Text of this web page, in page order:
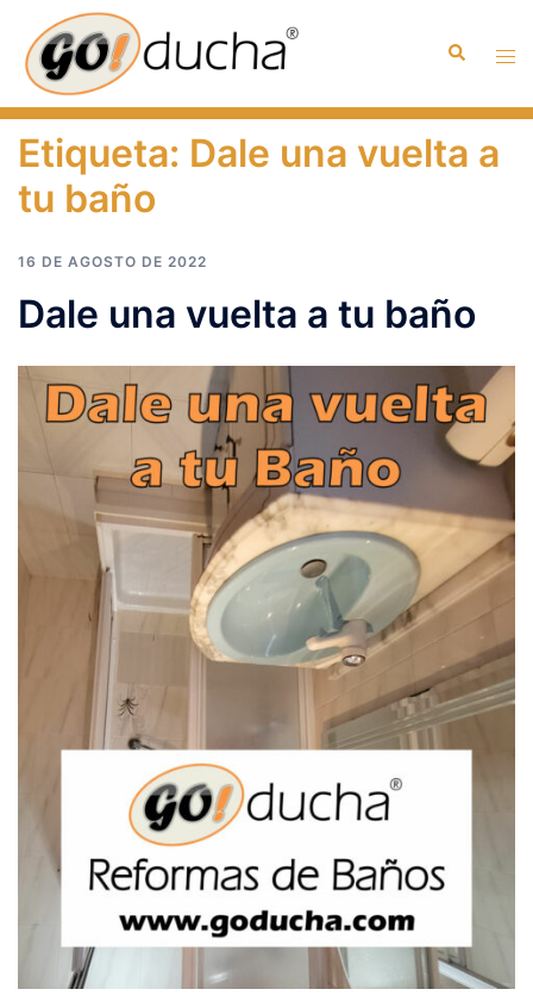
contenido
Buscar
Etiqueta: Dale una vuelta a
tu baño
16 DE AGOSTO DE 2022
Dale una vuelta a tu baño